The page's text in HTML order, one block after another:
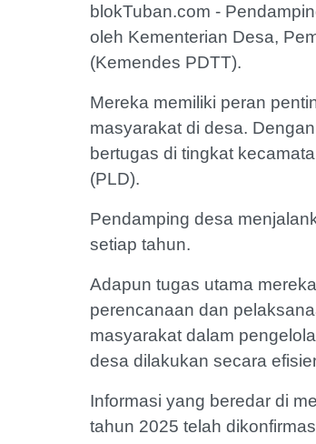
blokTuban.com -
oleh Kementerian Desa,
(Kemendes PDTT).
Mereka memiliki peran
masyarakat di desa.
bertugas di tingkat
(PLD).
Pendamping desa
setiap tahun.
Adapun tugas utama
perencanaan dan
masyarakat dalam
desa dilakukan secara
Informasi yang beredar di
tahun 2025 telah